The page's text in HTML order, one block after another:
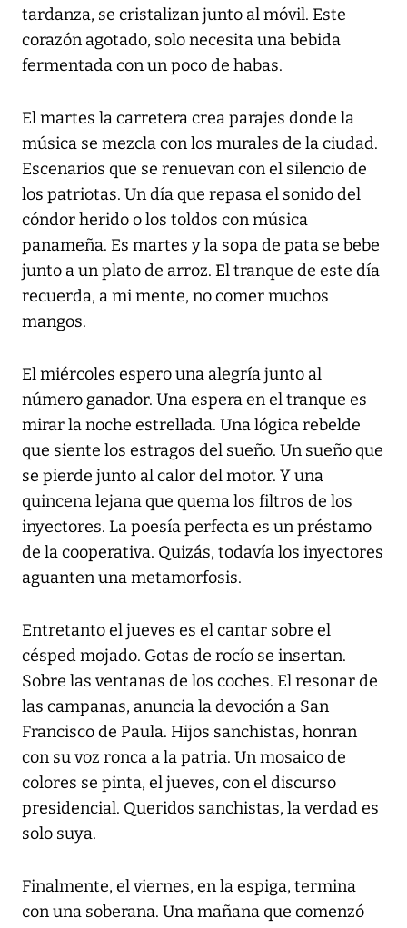
tardanza, se cristalizan junto al móvil. Este
corazón agotado, solo necesita una bebida
fermentada con un poco de habas.
El martes la carretera crea parajes donde la
música se mezcla con los murales de la ciudad.
Escenarios que se renuevan con el silencio de
los patriotas. Un día que repasa el sonido del
cóndor herido o los toldos con música
panameña. Es martes y la sopa de pata se bebe
junto a un plato de arroz. El tranque de este día
recuerda, a mi mente, no comer muchos
mangos.
El miércoles espero una alegría junto al
número ganador. Una espera en el tranque es
mirar la noche estrellada. Una lógica rebelde
que siente los estragos del sueño. Un sueño que
se pierde junto al calor del motor. Y una
quincena lejana que quema los filtros de los
inyectores. La poesía perfecta es un préstamo
de la cooperativa. Quizás, todavía los inyectores
aguanten una metamorfosis.
Entretanto el jueves es el cantar sobre el
césped mojado. Gotas de rocío se insertan.
Sobre las ventanas de los coches. El resonar de
las campanas, anuncia la devoción a San
Francisco de Paula. Hijos sanchistas, honran
con su voz ronca a la patria. Un mosaico de
colores se pinta, el jueves, con el discurso
presidencial. Queridos sanchistas, la verdad es
solo suya.
Finalmente, el viernes, en la espiga, termina
con una soberana. Una mañana que comenzó